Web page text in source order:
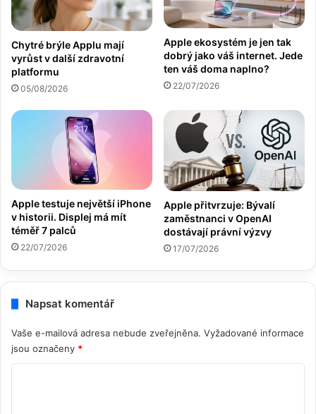
Chytré brýle Applu mají
vyrůst v další zdravotní
platformu
05/08/2026
Apple ekosystém je jen tak
dobrý jako váš internet. Jede
ten váš doma naplno?
22/07/2026
Apple testuje největší iPhone
v historii. Displej má mít
téměř 7 palců
22/07/2026
Apple přitvrzuje: Bývalí
zaměstnanci v OpenAI
dostávají právní výzvy
17/07/2026
Napsat komentář
Vaše e-mailová adresa nebude zveřejněna. Vyžadované informace
jsou označeny *